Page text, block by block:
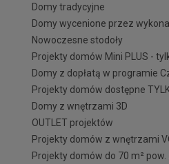
Domy tradycyjne
Domy wycenione przez
Nowoczesne stodoły
Projekty domów Mini PLUS -
Domy z dopłatą w programie
Projekty domów dostępne
Domy z wnętrzami 3D
OUTLET projektów
Projekty domów z wnętrzami
Projekty domów do 70 m²